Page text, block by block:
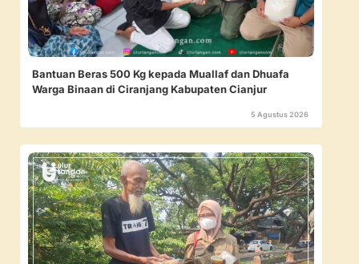
Bantuan Beras 500 Kg kepada Muallaf dan Dhuafa
Warga Binaan di Ciranjang Kabupaten Cianjur
5 Agustus 2026